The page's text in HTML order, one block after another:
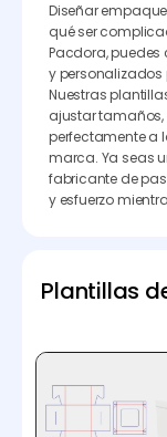
Diseñar
qué ser
Pacdora,
y personalizados
Nuestras
ajustar
perfectamente a
marca. Ya seas
fabricante de
y esfuerzo
Plantillas